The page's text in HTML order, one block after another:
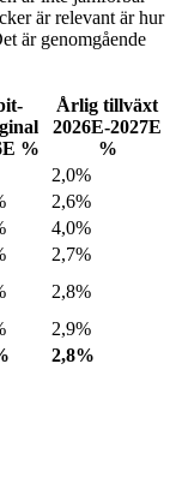
är relevant är hur
är genomgående
%
Årlig tillväxt
2026E-2027E
%
2,0%
2,6%
4,0%
2,7%
2,8%
2,9%
2,8%